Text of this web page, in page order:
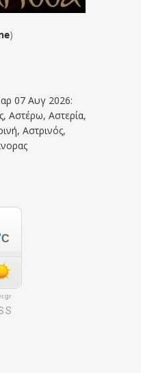
)
07 Αυγ 2026:
Αστέρω, Αστερία,
Αστρινός,